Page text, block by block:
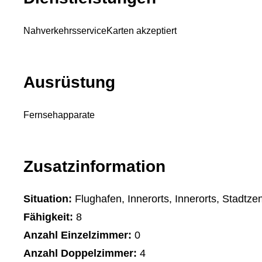
NahverkehrsserviceKarten akzeptiert
Ausrüstung
Fernsehapparate
Zusatzinformation
Situation: Flughafen, Innerorts, Innerorts,
Fähigkeit: 8
Anzahl Einzelzimmer: 0
Anzahl Doppelzimmer: 4